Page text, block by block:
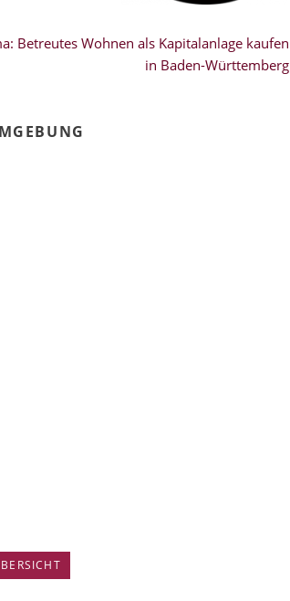
Betreutes Wohnen als Kapitalanlage kaufen
in Baden-Württemberg